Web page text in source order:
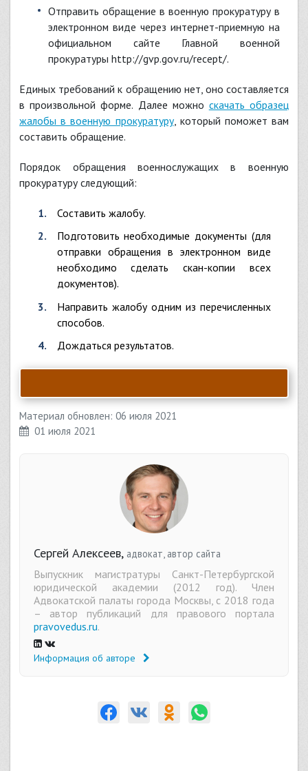
отправить обращение в военную прокуратуру в
электронном виде через интернет-приемную на
официальном сайте Главной военной
прокуратурыhttp://gvp.gov.ru/recept/.
Единых требований к обращению нет, оно составляется
в произвольной форме. Далее можно скачать образец
жалобы в военную прокуратуру, который поможет вам
составить обращение.
Порядок обращения военнослужащих в военную
прокуратуру следующий:
Составить жалобу.
Подготовить необходимые документы (для
отправки обращения в электронном виде
необходимо сделать скан-копии всех
документов).
Направить жалобу одним из перечисленных
способов.
Дождаться результатов.
Материал обновлен: 06 июля 2021
01 июля 2021
Сергей Алексеев, адвокат, автор сайта
Выпускник магистратуры Санкт-Петербургской
юридической академии (2012 год). Член
Адвокатской палаты города Москвы, с 2018 года
– автор публикаций для правового портала
pravovedus.ru.
Информация об авторе